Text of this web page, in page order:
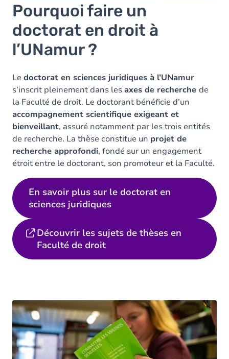
Pourquoi faire un
doctorat en droit à
l’UNamur ?
Ledoctorat en sciences juridiques à l’UNamur
s’inscrit pleinement dans lesaxes de recherche de
la Faculté de droit. Le doctorant bénéficie d’un
accompagnement scientifique exigeant et
bienveillant, assuré notamment par les trois entités
de recherche. La thèse constitue un projet de
recherche approfondi, fondé sur un engagement
étroit entre le doctorant, son promoteur et la Faculté.
En savoir plus sur le doctorat en
sciences juridiques
Découvrir les sujets de thèses en
Faculté de droit